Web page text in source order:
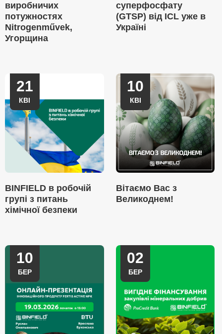
виробничих
потужностях
Nitrogenművek,
Угорщина
суперфосфату
(GTSP) від ICL уже в
Україні
21
КВІ
BINFIELD в робочій
групі з питань
хімічної безпеки
10
КВІ
Вітаємо Вас з
Великоднем!
10
БЕР
02
БЕР